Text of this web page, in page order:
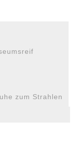
zum Strahlen